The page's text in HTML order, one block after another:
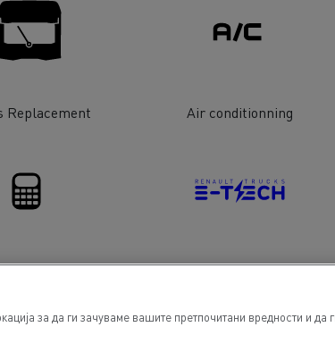
Replacement Air conditionning
Financing Electrical Vehicles
за да ги зачуваме вашите претпочитани вредности и